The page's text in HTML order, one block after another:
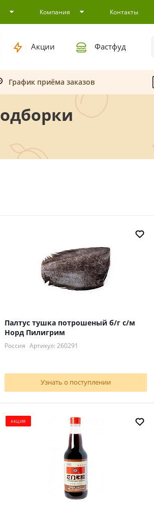
Компания Контакты
Акции Фастфуд
График приёма заказов
Палтус тушка потрошеный б/г с/м
Норд Пилигрим
Россия Артикул: 260291
Узнать о поступлении
АКЦИЯ